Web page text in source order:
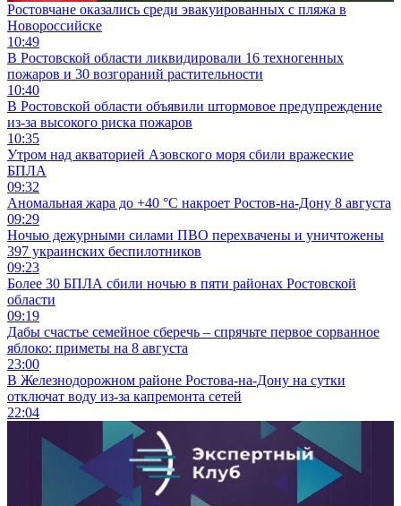
Ростовчане оказались среди эвакуированных с пляжа в
Новороссийске
10:49
В Ростовской области ликвидировали 16 техногенных
пожаров и 30 возгораний растительности
10:40
В Ростовской области объявили штормовое предупреждение
из-за высокого риска пожаров
10:35
Утром над акваторией Азовского моря сбили вражеские
БПЛА
09:32
Аномальная жара до +40 °C накроет Ростов-на-Дону 8 августа
09:29
Ночью дежурными силами ПВО перехвачены и уничтожены
397 украинских беспилотников
09:23
Более 30 БПЛА сбили ночью в пяти районах Ростовской
области
09:19
Дабы счастье семейное сберечь – спрячьте первое сорванное
яблоко: приметы на 8 августа
23:00
В Железнодорожном районе Ростова-на-Дону на сутки
отключат воду из-за капремонта сетей
22:04